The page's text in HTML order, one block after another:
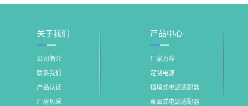
关于我们
公司简介
联系我们
产品认证
厂房风采
产品中心
厂家力荐
定制电源
插墙式电源适配器
桌面式电源适配器